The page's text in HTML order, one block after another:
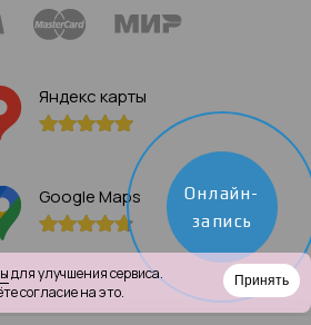
Яндекс карты
Google Maps
Онлайн-
запись
для улучшения сервиса.
согласие на это.
Принять